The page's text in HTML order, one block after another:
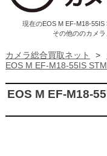
現在のEOS M EF-M18-55IS
その他ののカメ
カメラ総合買取ネット >
EOS M EF-M18-55IS
EOS M EF-M18-